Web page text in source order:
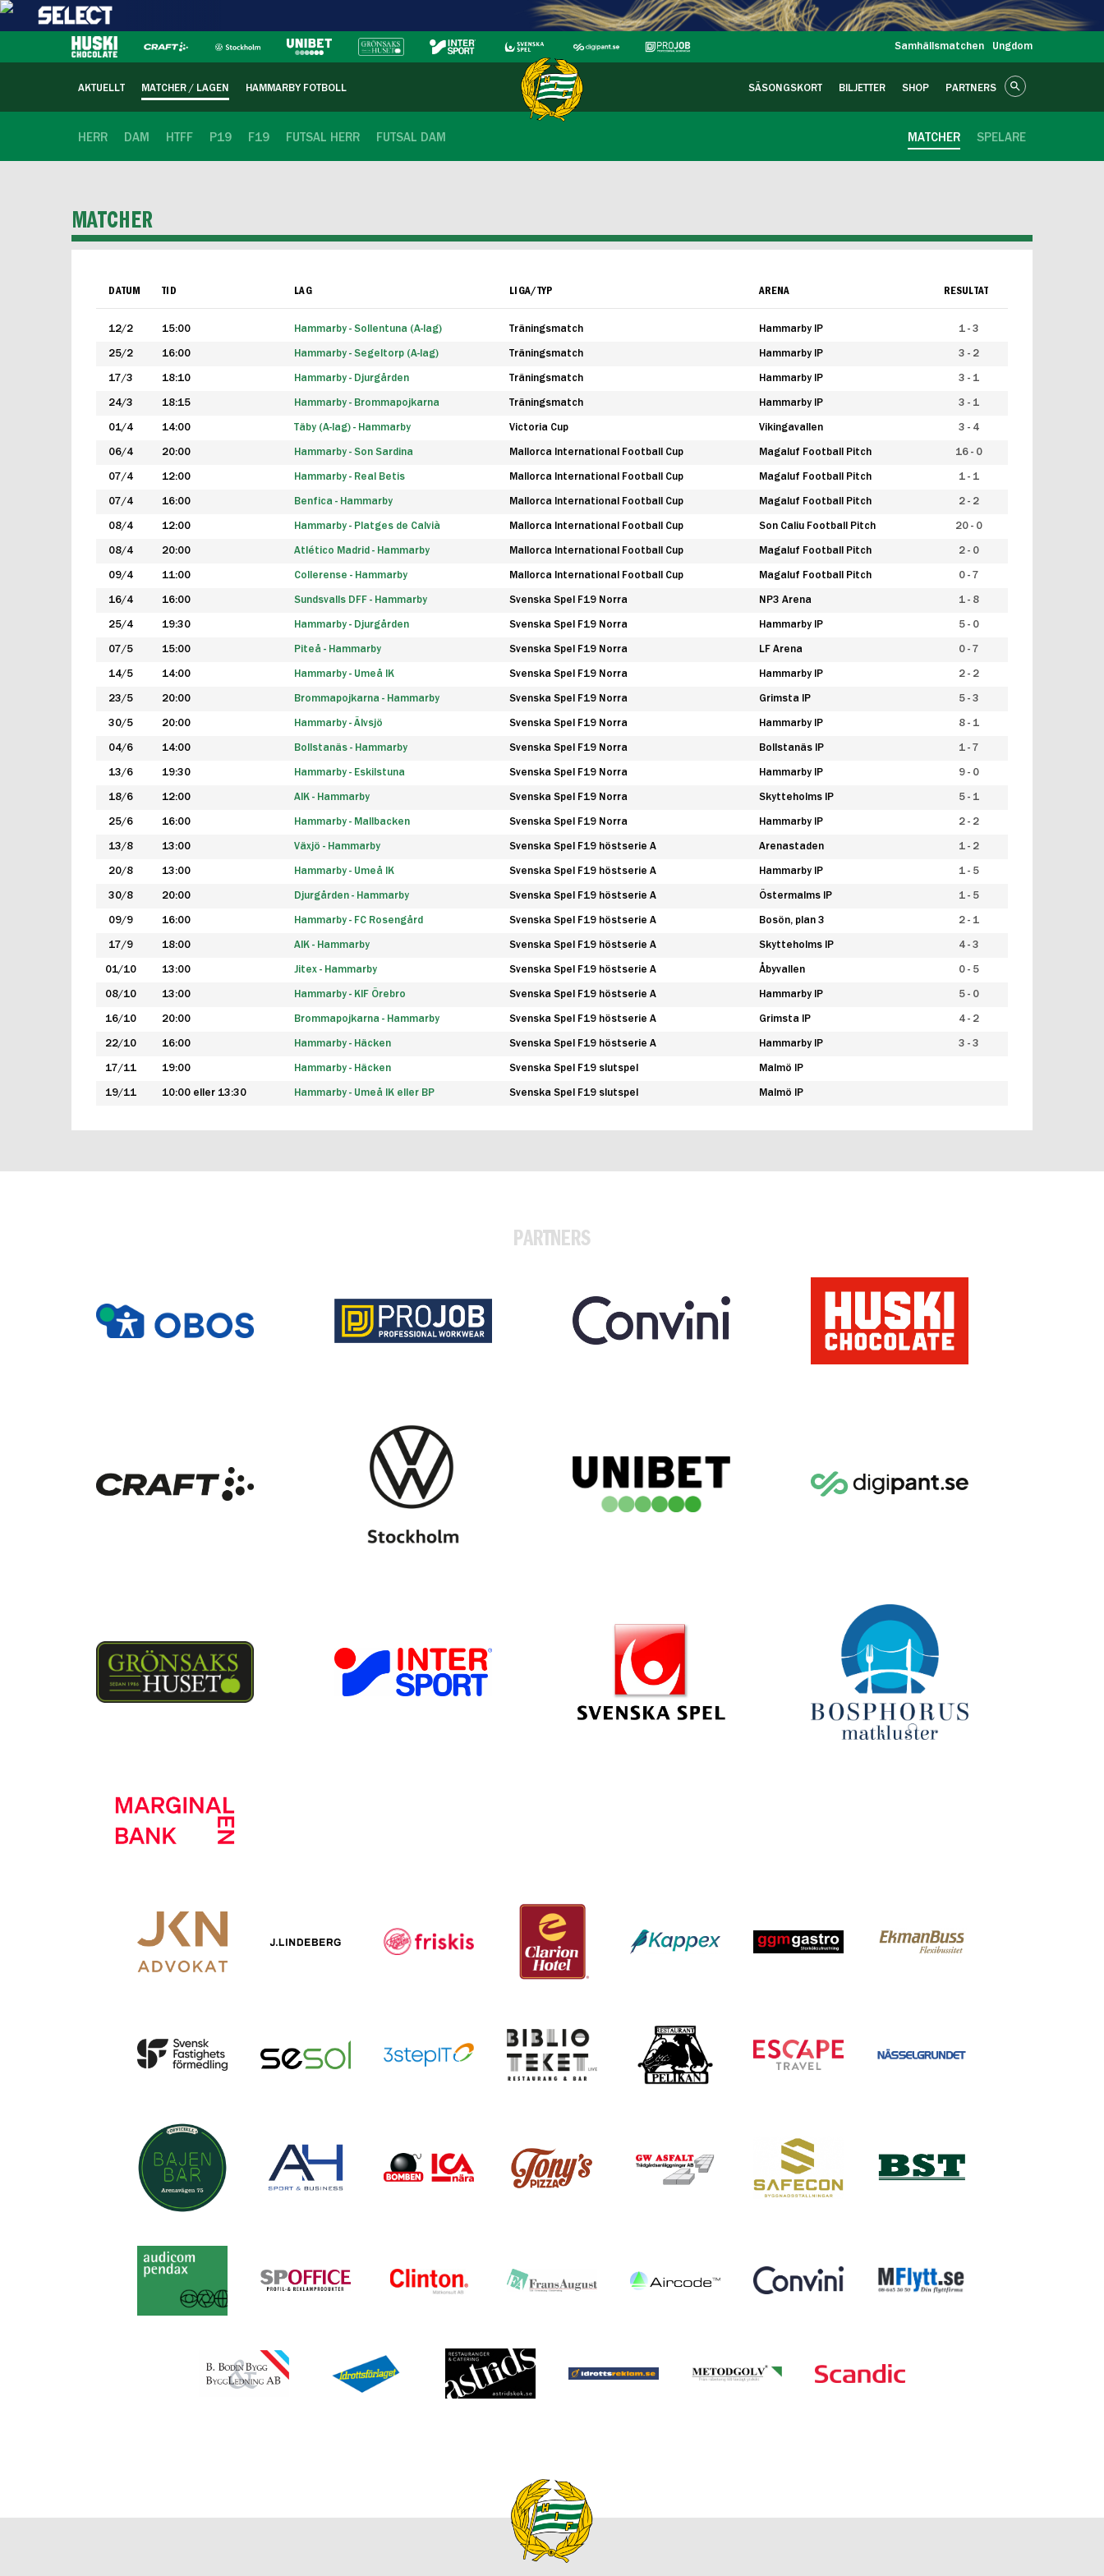
Samhällsmatchen Ungdom
AKTUELLT MATCHER / LAGEN HAMMARBY FOTBOLL SÄSONGSKORT BILJETTER SHOP PARTNERS
HERR DAM HTFF P19 F19 FUTSAL HERR FUTSAL DAM SPELARE
MATCHER
MATCHER
DATUM TID LAG LIGA/TYP ARENA RESULTAT
12/2 15:00 Hammarby - Sollentuna (A-lag) Träningsmatch Hammarby IP 1 - 3
25/2 16:00 Hammarby - Segeltorp (A-lag) Träningsmatch Hammarby IP 3 - 2
17/3 18:10 Hammarby - Djurgården Träningsmatch Hammarby IP 3 - 1
24/3 18:15 Hammarby - Brommapojkarna Träningsmatch Hammarby IP 3 - 1
01/4 14:00 Täby (A-lag) - Hammarby Victoria Cup Vikingavallen 3 - 4
06/4 20:00 Hammarby - Son Sardina Mallorca International Football Cup Magaluf Football Pitch 16 - 0
07/4 12:00 Hammarby - Real Betis Mallorca International Football Cup Magaluf Football Pitch 1 - 1
07/4 16:00 Benfica - Hammarby Mallorca International Football Cup Magaluf Football Pitch 2 - 2
08/4 12:00 Hammarby - Platges de Calvià Mallorca International Football Cup Son Caliu Football Pitch 20 - 0
08/4 20:00 Atlético Madrid - Hammarby Mallorca International Football Cup Magaluf Football Pitch 2 - 0
09/4 11:00 Collerense - Hammarby Mallorca International Football Cup Magaluf Football Pitch 0 - 7
16/4 16:00 Sundsvalls DFF - Hammarby Svenska Spel F19 Norra NP3 Arena 1 - 8
25/4 19:30 Hammarby - Djurgården Svenska Spel F19 Norra Hammarby IP 5 - 0
07/5 15:00 Piteå - Hammarby Svenska Spel F19 Norra LF Arena 0 - 7
14/5 14:00 Hammarby - Umeå IK Svenska Spel F19 Norra Hammarby IP 2 - 2
23/5 20:00 Brommapojkarna - Hammarby Svenska Spel F19 Norra Grimsta IP 5 - 3
30/5 20:00 Hammarby - Älvsjö Svenska Spel F19 Norra Hammarby IP 8 - 1
04/6 14:00 Bollstanäs - Hammarby Svenska Spel F19 Norra Bollstanäs IP 1 - 7
13/6 19:30 Hammarby - Eskilstuna Svenska Spel F19 Norra Hammarby IP 9 - 0
18/6 12:00 AIK - Hammarby Svenska Spel F19 Norra Skytteholms IP 5 - 1
25/6 16:00 Hammarby - Mallbacken Svenska Spel F19 Norra Hammarby IP 2 - 2
13/8 13:00 Växjö - Hammarby Svenska Spel F19 höstserie A Arenastaden 1 - 2
20/8 13:00 Hammarby - Umeå IK Svenska Spel F19 höstserie A Hammarby IP 1 - 5
30/8 20:00 Djurgården - Hammarby Svenska Spel F19 höstserie A Östermalms IP 1 - 5
09/9 16:00 Hammarby - FC Rosengård Svenska Spel F19 höstserie A Bosön, plan 3 2 - 1
17/9 18:00 AIK - Hammarby Svenska Spel F19 höstserie A Skytteholms IP 4 - 3
01/10 13:00 Jitex - Hammarby Svenska Spel F19 höstserie A Åbyvallen 0 - 5
08/10 13:00 Hammarby - KIF Örebro Svenska Spel F19 höstserie A Hammarby IP 5 - 0
16/10 20:00 Brommapojkarna - Hammarby Svenska Spel F19 höstserie A Grimsta IP 4 - 2
22/10 16:00 Hammarby - Häcken Svenska Spel F19 höstserie A Hammarby IP 3 - 3
17/11 19:00 Hammarby - Häcken Svenska Spel F19 slutspel Malmö IP
19/11 10:00 eller 13:30 Hammarby - Umeå IK eller BP Svenska Spel F19 slutspel Malmö IP
PARTNERS